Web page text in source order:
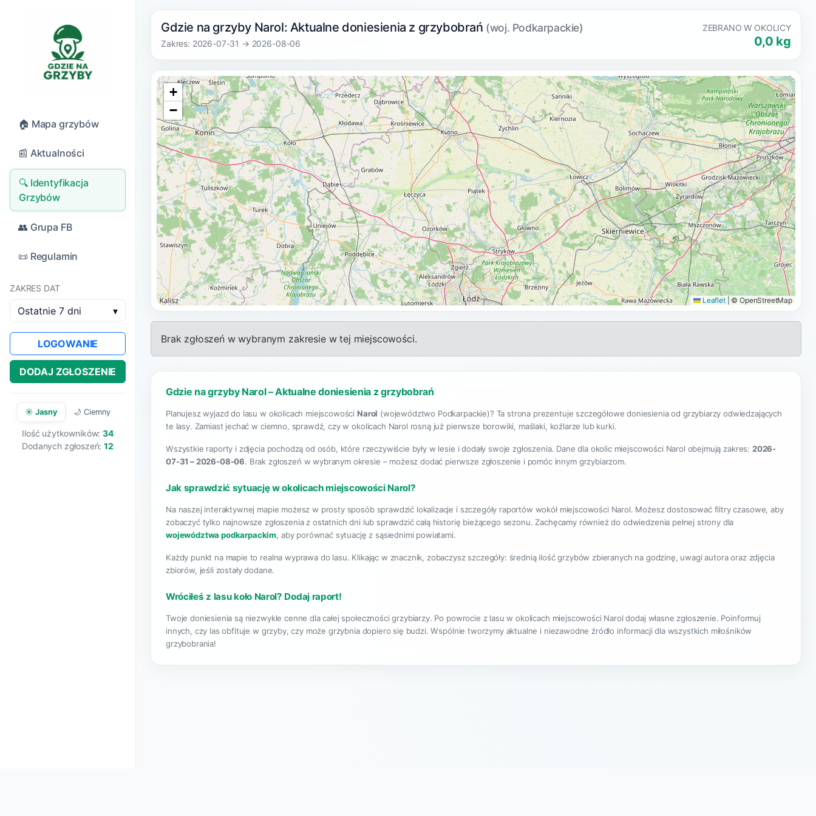
🏠 Mapa grzybów
📰 Aktualności
🔍 Identyfikacja
Grzybów
👥 Grupa FB
📜 Regulamin
ZAKRES DAT
Ostatnie 7 dni ▾
LOGOWANIE
DODAJ ZGŁOSZENIE
☀️ Jasny 🌙 Ciemny
Ilość użytkowników:34
Dodanych zgłoszeń:12
Gdzie na grzyby Narol: Aktualne doniesienia z grzybobrań (woj. Podkarpackie)
Zakres: 2026-07-31 → 2026-08-06
ZEBRANO W OKOLICY
0,0 kg
+
−
Leaflet © OpenStreetMap
Brak zgłoszeń w wybranym zakresie w tej miejscowości.
Gdzie na grzyby Narol – Aktualne doniesienia z grzybobrań
Planujesz wyjazd do lasu w okolicach miejscowości Narol (województwo Podkarpackie)? Ta strona prezentuje szczegółowe doniesienia od grzybiarzy odwiedzających
te lasy. Zamiast jechać w ciemno, sprawdź, czy w okolicach Narol rosną już pierwsze borowiki, maślaki, koźlarze lub kurki.
Wszystkie raporty i zdjęcia pochodzą od osób, które rzeczywiście były w lesie i dodały swoje zgłoszenia. Dane dla okolic miejscowości Narol obejmują zakres: 2026-
07-31 – 2026-08-06. Brak zgłoszeń w wybranym okresie – możesz dodać pierwsze zgłoszenie i pomóc innym grzybiarzom.
Jak sprawdzić sytuację w okolicach miejscowości Narol?
Na naszej interaktywnej mapie możesz w prosty sposób sprawdzić lokalizacje i szczegóły raportów wokół miejscowości Narol. Możesz dostosować filtry czasowe, aby
zobaczyć tylko najnowsze zgłoszenia z ostatnich dni lub sprawdzić całą historię bieżącego sezonu. Zachęcamy również do odwiedzenia pełnej strony dla
województwa podkarpackim, aby porównać sytuację z sąsiednimi powiatami.
Każdy punkt na mapie to realna wyprawa do lasu. Klikając w znacznik, zobaczysz szczegóły: średnią ilość grzybów zbieranych na godzinę, uwagi autora oraz zdjęcia
zbiorów, jeśli zostały dodane.
Wróciłeś z lasu koło Narol? Dodaj raport!
Twoje doniesienia są niezwykle cenne dla całej społeczności grzybiarzy. Po powrocie z lasu w okolicach miejscowości Narol dodaj własne zgłoszenie. Poinformuj
innych, czy las obfituje w grzyby, czy może grzybnia dopiero się budzi. Wspólnie tworzymy aktualne i niezawodne źródło informacji dla wszystkich miłośników
grzybobrania!